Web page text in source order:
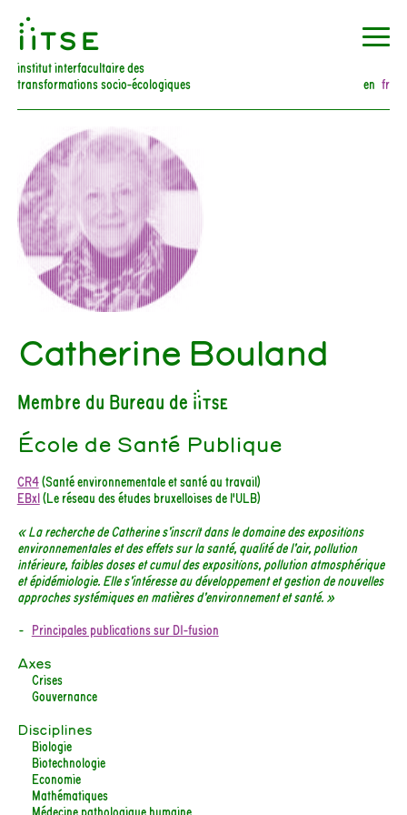
󰀀
institut interfacultaire des
transformations socio-écologiques en fr
Catherine Bouland
Membre du Bureau de iiTSE
École de Santé Publique
CR4(Santé environnementale et santé au travail)
EBxl(Le réseau des études bruxelloises de l'ULB)
« La recherche de Catherine s’inscrit dans le domaine des expositions
environnementales et des effets sur la santé, qualité de l’air, pollution
intérieure, faibles doses et cumul des expositions, pollution atmosphérique
et épidémiologie. Elle s’intéresse au développement et gestion de nouvelles
approches systémiques en matières d’environnement et santé. »
Principales publications sur DI-fusion
Axes
Crises
Gouvernance
Disciplines
Biologie
Biotechnologie
Economie
Mathématiques